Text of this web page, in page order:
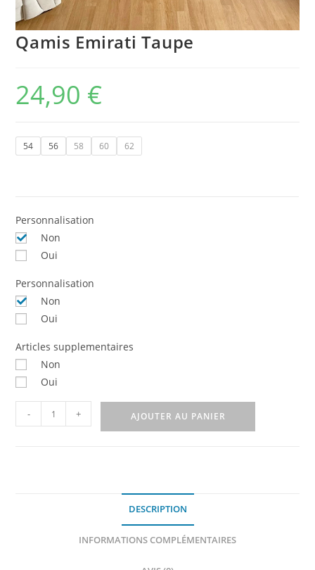
Qamis Emirati Taupe
24,90 €
54 56 58 60 62
Personnalisation
Non
Oui
Personnalisation
Non
Oui
Articles supplementaires
Non
Oui
- + AJOUTER AU PANIER
DESCRIPTION
INFORMATIONS COMPLÉMENTAIRES